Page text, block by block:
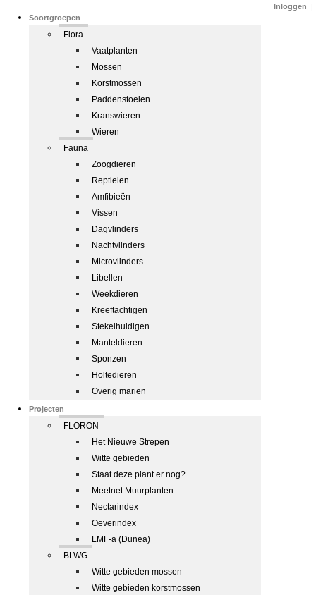
Soortgroepen
Flora
Vaatplanten
Mossen
Korstmossen
Paddenstoelen
Kranswieren
Wieren
Fauna
Zoogdieren
Reptielen
Amfibieën
Vissen
Dagvlinders
Nachtvlinders
Microvlinders
Libellen
Weekdieren
Kreeftachtigen
Stekelhuidigen
Manteldieren
Sponzen
Holtedieren
Overig marien
Projecten
FLORON
Het Nieuwe Strepen
Witte gebieden
Staat deze plant er nog?
Meetnet Muurplanten
Nectarindex
Oeverindex
LMF-a (Dunea)
BLWG
Witte gebieden mossen
Witte gebieden korstmossen
Inloggen |